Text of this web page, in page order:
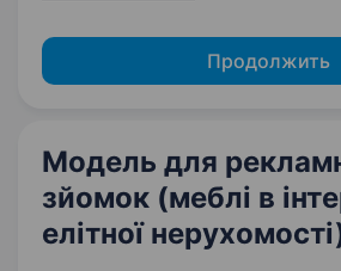
Продолжить
Модель для
зйомок (меблі в
елітної